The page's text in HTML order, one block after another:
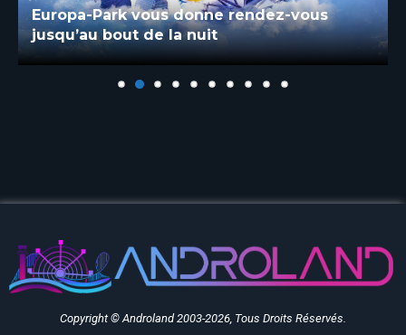
Europa-Park vous donne rendez-vous
jusqu’au bout de la nuit
Copyright © Androland 2003-2026, Tous Droits Réservés.